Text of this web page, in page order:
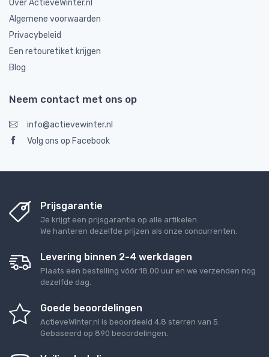
Over ActieveWinter.nl
Algemene voorwaarden
Privacybeleid
Een retouretiket krijgen
Blog
Neem contact met ons op
info@actievewinter.nl
Volg ons op Facebook
Prijsgarantie
Je krijgt een prijsgarantie op alle artikelen.
We hanteren dezelfde prijzen als onze concurrenten.
Levering binnen 2-4 werkdagen
Plaats een bestelling vóór 18.00 uur en we verzenden nog
dezelfde dag.
Goede beoordelingen
ActieveWinter.nl is beoordeeld 4,8 sterren van 5
Gebaseerd op 890 beoordelingen.